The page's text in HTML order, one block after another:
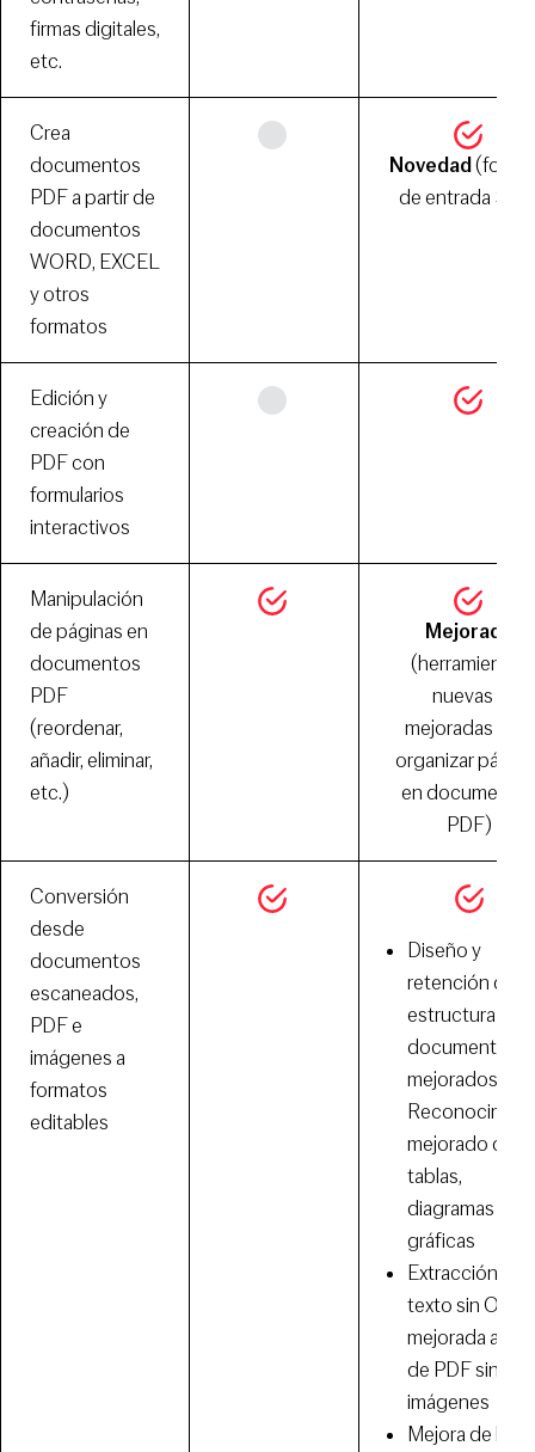
firmas digitales,
etc.
Crea
documentos
PDF a partir de
documentos
WORD, EXCEL
y otros
formatos
Novedad
de entrada
Edición y
creación de
PDF con
formularios
interactivos
Manipulación
de páginas en
documentos
PDF
(reordenar,
añadir, eliminar,
etc.)
Mejorado
(herramientas
nuevas y
mejoradas para
organizar
en
PDF)
Conversión
desde
documentos
escaneados,
PDF e
imágenes a
formatos
editables
Diseño y
retención de la
estructura del
documento
mejorados
mejorado de
tablas,
diagramas y
gráficas
Extracción de
texto sin OCR
mejorada a
de PDF sin
imágenes
Mejora de la